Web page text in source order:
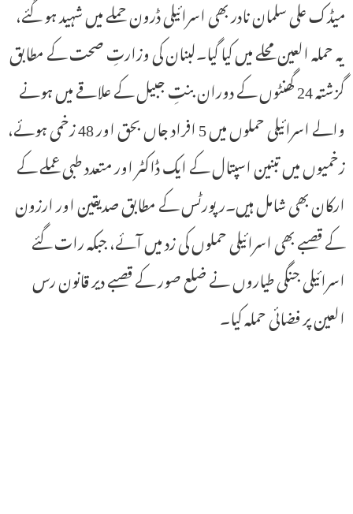
میڈک علی سلمان نادر بھی اسرائیلی ڈرون حملے میں شہید ہو گئے،
یہ حملہ العین محلے میں کیا گیا۔لبنان کی وزارتِ صحت کے مطابق
گزشتہ 24 گھنٹوں کے دوران بنتِ جبیل کے علاقے میں ہونے
والے اسرائیلی حملوں میں 5 افراد جاں بحق اور 48 زخمی ہوئے،
زخمیوں میں تبنین اسپتال کے ایک ڈاکٹر اور متعدد طبی عملے کے
ارکان بھی شامل ہیں۔رپورٹس کے مطابق صدیقین اور ارزون
کے قصبے بھی اسرائیلی حملوں کی زد میں آئے، جبکہ رات گئے
اسرائیلی جنگی طیاروں نے ضلع صور کے قصبے دیر قانون رس
العین پر فضائی حملہ کیا۔